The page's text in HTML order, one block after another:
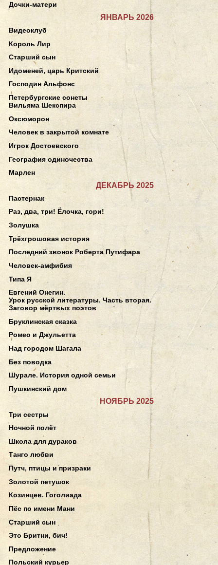
Дочки-матери
ЯНВАРЬ 2026
Видеоклуб
Король Лир
Старший сын
Идоменей, царь Критский
Господин Альфонс
Петербургские сонеты
Вильяма Шекспира
Оксюморон
Человек в закрытой комнате
Игрок Достоевского
География одиночества
Марлен
ДЕКАБРЬ 2025
Пастернак
Раз, два, три! Ёлочка, гори!
Золушка
Трёхгрошовая история
Последний звонок Роберта Путифара
Человек-амфибия
Типа Я
Евгений Онегин.
Урок русской литературы. Часть вторая.
Заговор мёртвых поэтов
Бруклинская сказка
Ромео и Джульетта
Над городом Шагала
Без поводка
Шурале. История одной семьи
Пушкинский дом
НОЯБРЬ 2025
Три сестры
Ночной полёт
Школа для дураков
Танго любви
Путч, птицы и призраки
Золотой петушок
Козинцев. Гоголиада
Пёс по имени Мани
Старший сын
Это Бритни, бич!
Предложение
Польский курьер